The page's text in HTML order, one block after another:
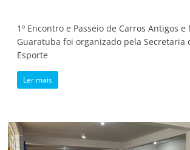
1º Encontro e Passeio de Carros Antigos e
Guaratuba foi organizado pela Secretaria
Esporte
Ler mais